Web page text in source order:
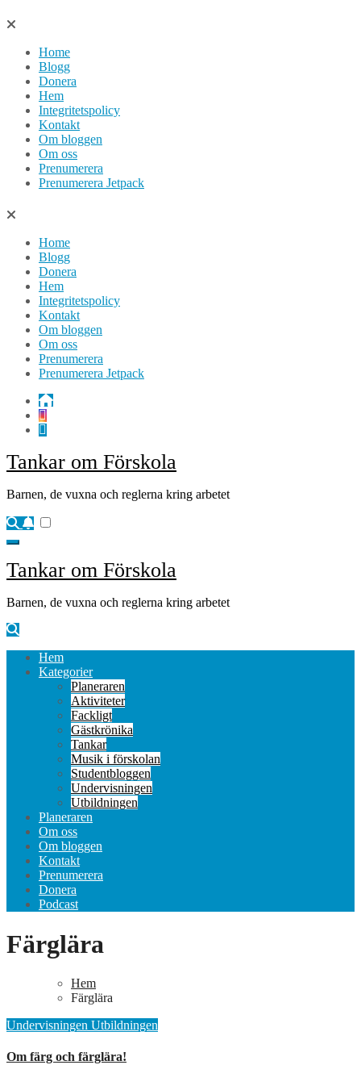
Hoppa
innehållHome
Blogg
Donera
Hem
Integritetspolicy
Kontakt
Om bloggen
Om oss
Prenumerera
Prenumerera Jetpack
Home
Blogg
Donera
Hem
Integritetspolicy
Kontakt
Om bloggen
Om oss
Prenumerera
Prenumerera Jetpack
Tankar om Förskola
Barnen, de vuxna och reglerna kring arbetet
Tankar om Förskola
Barnen, de vuxna och reglerna kring arbetet
Hem
Kategorier
Planeraren
Aktiviteter
Fackligt
Gästkrönika
Tankar
Musik i förskolan
Studentbloggen
Undervisningen
Utbildningen
Planeraren
Om oss
Om bloggen
Kontakt
Prenumerera
Donera
Podcast
Färglära
Hem
Färglära
Undervisningen Utbildningen
Om färg och färglära!